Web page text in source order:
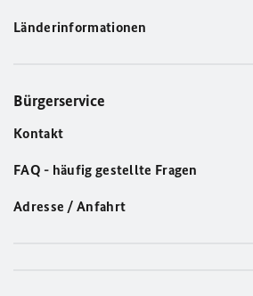
Länderinformationen
Bürgerservice
Kontakt
FAQ - häufig gestellte Fragen
Adresse / Anfahrt